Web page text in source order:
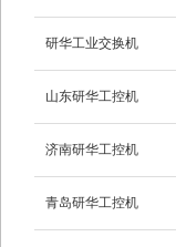
研华工业交换机
山东研华工控机
济南研华工控机
青岛研华工控机